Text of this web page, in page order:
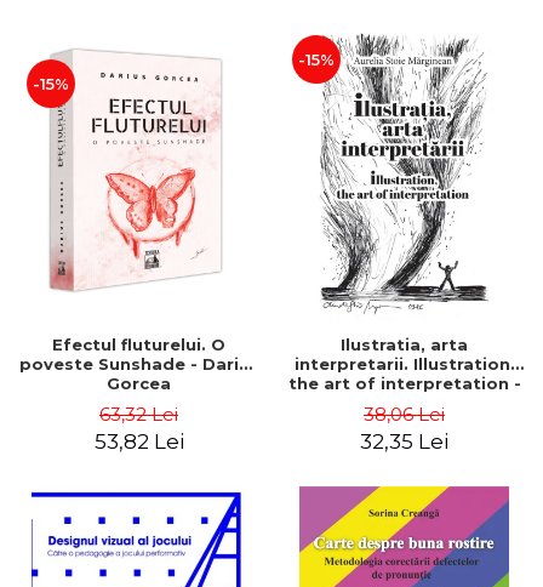
-15%
Efectul fluturelui. O
poveste Sunshade - Darius
Gorcea
63,32 Lei
53,82 Lei
-15%
Ilustratia, arta
interpretarii. Illustration,
the art of interpretation -
38,06 Lei
32,35 Lei